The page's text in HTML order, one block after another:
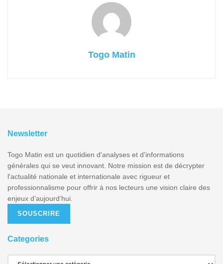
Togo Matin
Newsletter
Togo Matin est un quotidien d'analyses et d'informations
générales qui se veut innovant. Notre mission est de décrypter
l'actualité nationale et internationale avec rigueur et
professionnalisme pour offrir à nos lecteurs une vision claire des
enjeux d’aujourd’hui.
SOUSCRIRE
Categories